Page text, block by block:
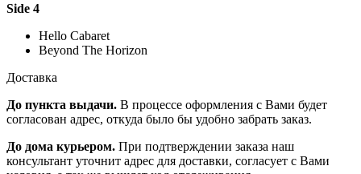
Side 4
Hello Cabaret
Beyond The Horizon
Доставка
До пункта выдачи. В процессе оформления с Вами будет
согласован адрес, откуда было бы удобно забрать заказ.
До дома курьером. При подтверждении заказа наш
консультант уточнит адрес для доставки, согласует с Вами